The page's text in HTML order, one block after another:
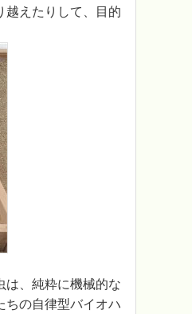
越えたりして、目的
は、純粋に機械的な
ちの自律型バイオハ